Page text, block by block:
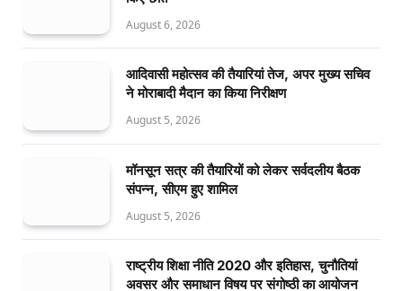
August 6, 2026
आदिवासी महोत्सव की तैयारियां तेज, अपर मुख्य सचिव
ने मोराबादी मैदान का किया निरीक्षण
August 5, 2026
मॉनसून सत्र की तैयारियों को लेकर सर्वदलीय बैठक
संपन्न, सीएम हुए शामिल
August 5, 2026
राष्ट्रीय शिक्षा नीति 2020 और इतिहास, चुनौतियां
अवसर और समाधान विषय पर संगोष्ठी का आयोजन